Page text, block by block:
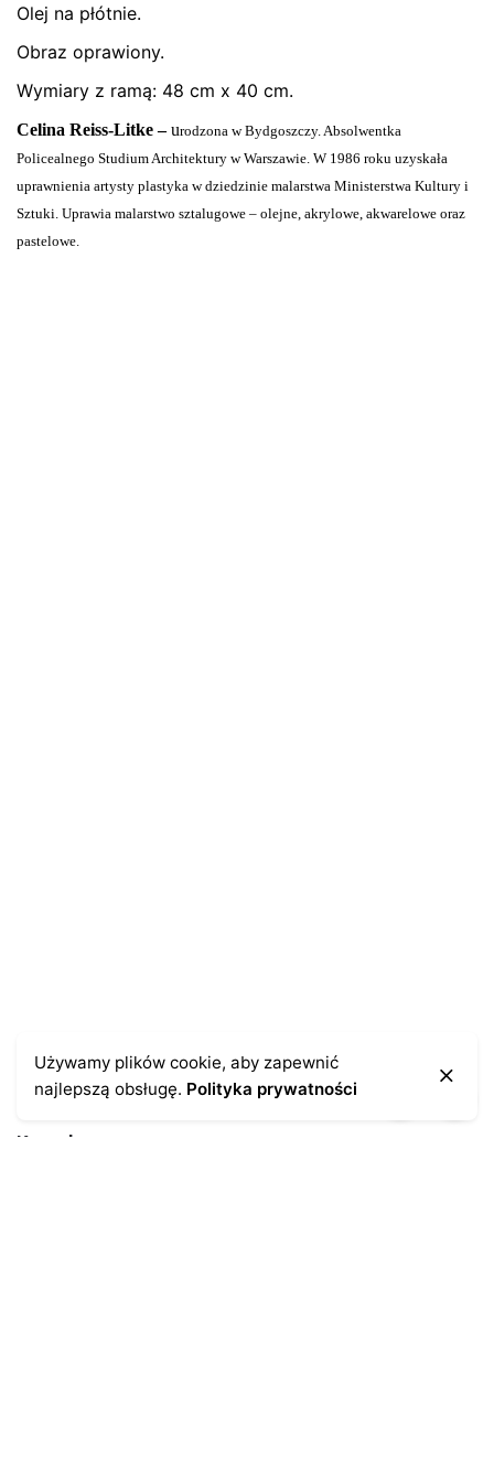
Olej na płótnie.
Obraz oprawiony.
Wymiary z ramą: 48 cm x 40 cm.
Celina Reiss-Litke –urodzona w Bydgoszczy. Absolwentka
Policealnego Studium Architektury w Warszawie. W 1986 roku uzyskała
uprawnienia artysty plastyka w dziedzinie malarstwa Ministerstwa Kultury i
Sztuki. Uprawia malarstwo sztalugowe – olejne, akrylowe, akwarelowe oraz
pastelowe.
Nie ma jeszcze żadnych recenzji.
Bądź pierwszym recenzentem “Obraz olejny
– Pejzaż z Rynu, Celina Litke, ’06”
Twój adres email nie zostanie opublikowany. Wymagane
pola są oznaczone*
Oceń ten produkt: *
ZOSTAW ODPOWIEDŹ
Kontakt
Używamy plików cookie, aby zapewnić
najlepszą obsługę. Polityka prywatności